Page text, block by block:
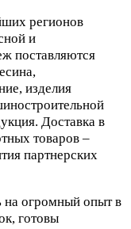
регионов
и
поставляются
изделия
Доставка в
товаров –
партнерских
на огромный опыт в
готовы